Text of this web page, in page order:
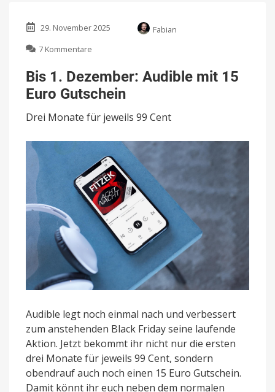
29. November 2025
Fabian
7 Kommentare
1.
Dezember:
Audible
15
Gutschein
Bis 1. Dezember: Audible mit 15
Euro Gutschein
Drei Monate für jeweils 99 Cent
Audible legt noch einmal nach und verbessert
zum anstehenden Black Friday seine laufende
Aktion. Jetzt bekommt ihr nicht nur die ersten
drei Monate für jeweils 99 Cent, sondern
obendrauf auch noch einen 15 Euro Gutschein.
Damit könnt ihr euch neben dem normalen